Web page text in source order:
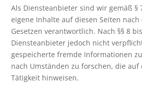
Als Diensteanbieter sind wir gemäß §
eigene Inhalte auf diesen Seiten
Gesetzen verantwortlich. Nach §§ 8
Diensteanbieter jedoch nicht
gespeicherte fremde Informationen
nach Umständen zu forschen, die
Tätigkeit hinweisen.